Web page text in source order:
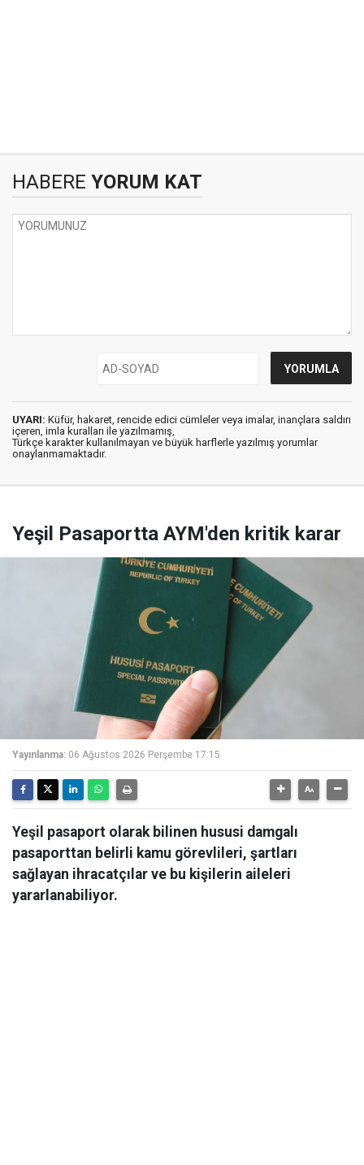
HABERE YORUM KAT
UYARI: Küfür, hakaret, rencide edici cümleler veya imalar, inançlara saldırı
içeren, imla kuralları ile yazılmamış,
Türkçe karakter kullanılmayan ve büyük harflerle yazılmış yorumlar
onaylanmamaktadır.
Yeşil Pasaportta AYM'den kritik karar
Yayınlanma: 06 Ağustos 2026 Perşembe 17:15
Yeşil pasaport olarak bilinen hususi damgalı
pasaporttan belirli kamu görevlileri, şartları
sağlayan ihracatçılar ve bu kişilerin aileleri
yararlanabiliyor.